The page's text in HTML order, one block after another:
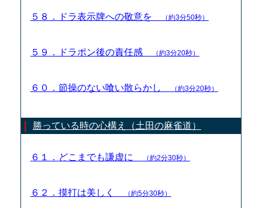
５８．ドラ表示牌への敬意を （約3分50秒）
５９．ドラポン後の責任感 （約3分20秒）
６０．節操のない喰い散らかし （約3分20秒）
勝っている時の心構え（土田の麻雀道）
６１．どこまでも謙虚に （約2分30秒）
６２．摸打は美しく （約5分30秒）